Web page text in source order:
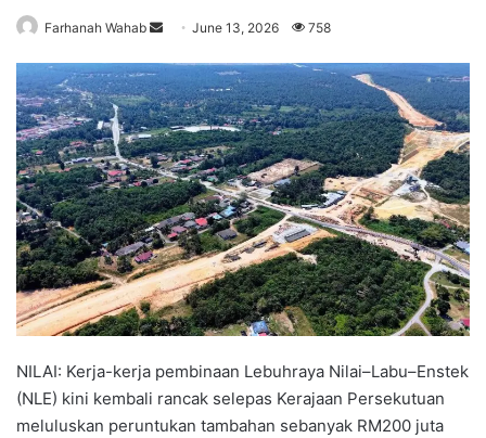
Farhanah Wahab
n
d
a
n
e
m
a
i
l
June 13, 2026 758
NILAI: Kerja-kerja pembinaan Lebuhraya Nilai–Labu–Enstek
(NLE) kini kembali rancak selepas Kerajaan Persekutuan
meluluskan peruntukan tambahan sebanyak RM200 juta